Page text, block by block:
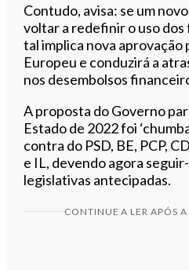
Contudo, avisa: se um
voltar a redefinir o uso
tal implica nova aprovação
Europeu e conduzirá a
nos desembolsos
A proposta do Governo
Estado de 2022 foi
contra do PSD, BE, PCP,
e IL, devendo agora
legislativas antecipadas.
CONTINUE A LER APÓS